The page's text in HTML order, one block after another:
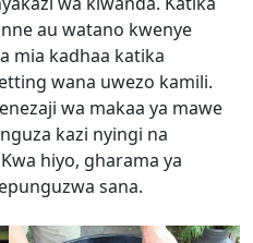
au watano kwenye
mia kadhaa katika
wana uwezo kamili.
wa makaa ya mawe
kazi nyingi na
hiyo, gharama ya
sana.